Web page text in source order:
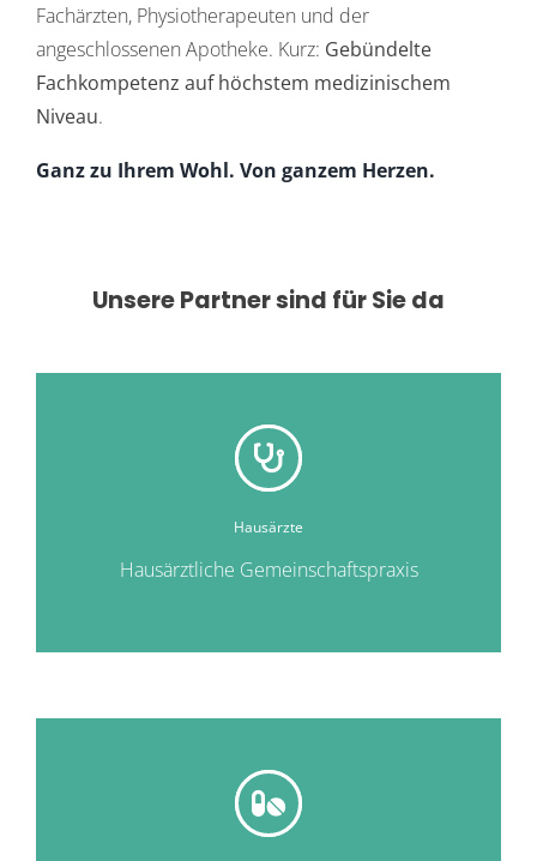
Fachärzten, Physiotherapeuten und der
angeschlossenen Apotheke. Kurz: Gebündelte
Fachkompetenz auf höchstem medizinischem
Niveau.
Ganz zu Ihrem Wohl. Von ganzem Herzen.
Unsere Partner sind für Sie da
Hausärzte
Hausärztliche Gemeinschaftspraxis